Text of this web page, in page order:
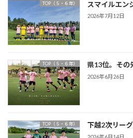
TOP（５・６年） スマイルエン
2026年7月12日
TOP（５・６年） 県13位。その
2026年6月26日
TOP（５・６年） 下越2次リー
2026年6月14日